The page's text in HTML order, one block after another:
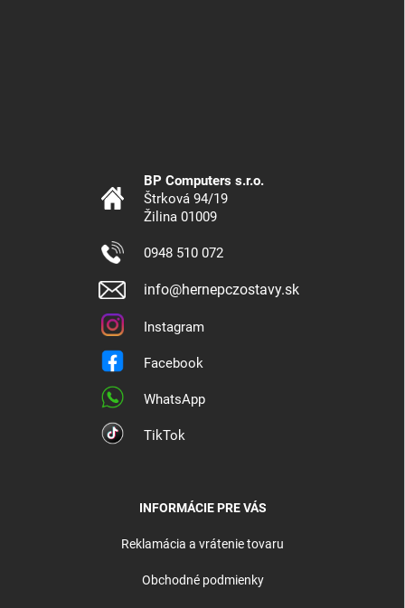
BP Computers s.r.o.
Štrková 94/19
Žilina 01009
0948 510 072
info@hernepczostavy.sk
Instagram
Facebook
WhatsApp
TikTok
INFORMÁCIE PRE VÁS
Reklamácia a vrátenie tovaru
Obchodné podmienky